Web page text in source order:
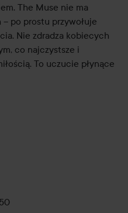
The Muse nie ma
po prostu przywołuje
Nie zdradza kobiecych
co najczystsze i
To uczucie płynące